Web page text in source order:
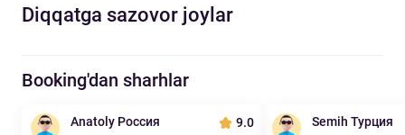
Diqqatga sazovor joylar
Booking'dan sharhlar
Anatoly Россия 9.0 Semih Турция